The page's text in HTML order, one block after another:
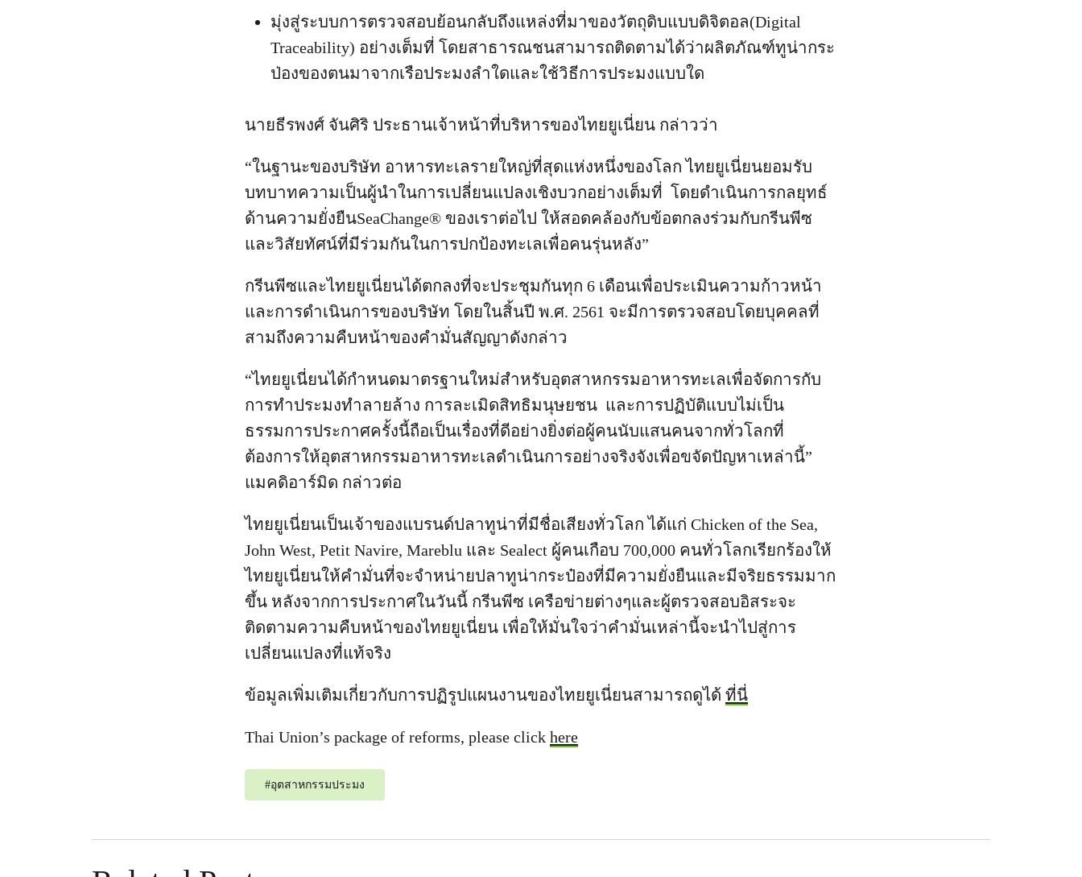
มุ่งสู่ระบบการตรวจสอบย้อนกลับถึงแหล่งที่มาของวัตถุดิบแบบดิจิตอล(Digital
Traceability) อย่างเต็มที่ โดยสาธารณชนสามารถติดตามได้ว่าผลิตภัณฑ์ทูน่ากระ
ป่องของตนมาจากเรือประมงลำใดและใช้วิธีการประมงแบบใด
นายธีรพงศ์ จันศิริ ประธานเจ้าหน้าที่บริหารของไทยยูเนี่ยน กล่าวว่า
“ในฐานะของบริษัท อาหารทะเลรายใหญ่ที่สุดแห่งหนึ่งของโลก ไทยยูเนี่ยนยอมรับ
บทบาทความเป็นผู้นำในการเปลี่ยนแปลงเชิงบวกอย่างเต็มที่ โดยดำเนินการกลยุทธ์
ด้านความยั่งยืนSeaChange® ของเราต่อไป ให้สอดคล้องกับข้อตกลงร่วมกับกรีนพีซ
และวิสัยทัศน์ที่มีร่วมกันในการปกป้องทะเลเพื่อคนรุ่นหลัง”
กรีนพีซและไทยยูเนี่ยนได้ตกลงที่จะประชุมกันทุก 6 เดือนเพื่อประเมินความก้าวหน้า
และการดำเนินการของบริษัท โดยในสิ้นปี พ.ศ. 2561 จะมีการตรวจสอบโดยบุคคลที่
สามถึงความคืบหน้าของคำมั่นสัญญาดังกล่าว
“ไทยยูเนี่ยนได้กำหนดมาตรฐานใหม่สำหรับอุตสาหกรรมอาหารทะเลเพื่อจัดการกับ
การทำประมงทำลายล้าง การละเมิดสิทธิมนุษยชน และการปฏิบัติแบบไม่เป็น
ธรรมการประกาศครั้งนี้ถือเป็นเรื่องที่ดีอย่างยิ่งต่อผู้คนนับแสนคนจากทั่วโลกที่
ต้องการให้อุตสาหกรรมอาหารทะเลดำเนินการอย่างจริงจังเพื่อขจัดปัญหาเหล่านี้”
แมคดิอาร์มิด กล่าวต่อ
ไทยยูเนี่ยนเป็นเจ้าของแบรนด์ปลาทูน่าที่มีชื่อเสียงทั่วโลก ได้แก่ Chicken of the Sea,
John West, Petit Navire, Mareblu และ Sealect ผู้คนเกือบ 700,000 คนทั่วโลกเรียกร้องให้
ไทยยูเนี่ยนให้คำมั่นที่จะจำหน่ายปลาทูน่ากระป๋องที่มีความยั่งยืนและมีจริยธรรมมาก
ขึ้น หลังจากการประกาศในวันนี้ กรีนพีซ เครือข่ายต่างๆและผู้ตรวจสอบอิสระจะ
ติดตามความคืบหน้าของไทยยูเนี่ยน เพื่อให้มั่นใจว่าคำมั่นเหล่านี้จะนำไปสู่การ
เปลี่ยนแปลงที่แท้จริง
ข้อมูลเพิ่มเติมเกี่ยวกับการปฏิรูปแผนงานของไทยยูเนี่ยนสามารถดูได้ ที่นี่
Thai Union’s package of reforms, please click here
#อุตสาหกรรมประมง